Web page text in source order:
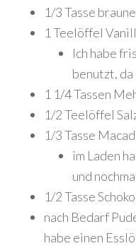
1/3 Tasse
1 Teelöffel
Ich habe
benutzt, da
1 1/4 Tassen
1/2 Teelöffel
1/3 Tasse
im Laden
und
1/2 Tasse
nach Bedarf
habe einen